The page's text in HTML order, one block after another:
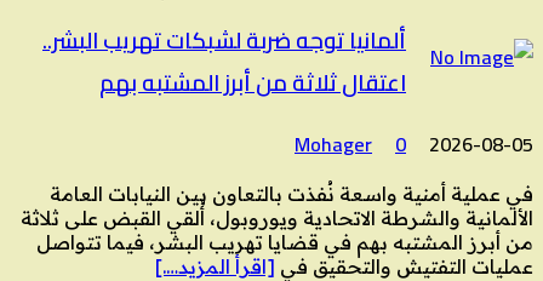
ألمانيا توجه ضربة لشبكات تهريب البشر..
اعتقال ثلاثة من أبرز المشتبه بهم
2026-08-05
Mohager 0
في عملية أمنية واسعة نُفذت بالتعاون بين النيابات العامة
الألمانية والشرطة الاتحادية ويوروبول، أُلقي القبض على ثلاثة
من أبرز المشتبه بهم في قضايا تهريب البشر، فيما تتواصل
عمليات التفتيش والتحقيق في [اقرأ المزيد….]